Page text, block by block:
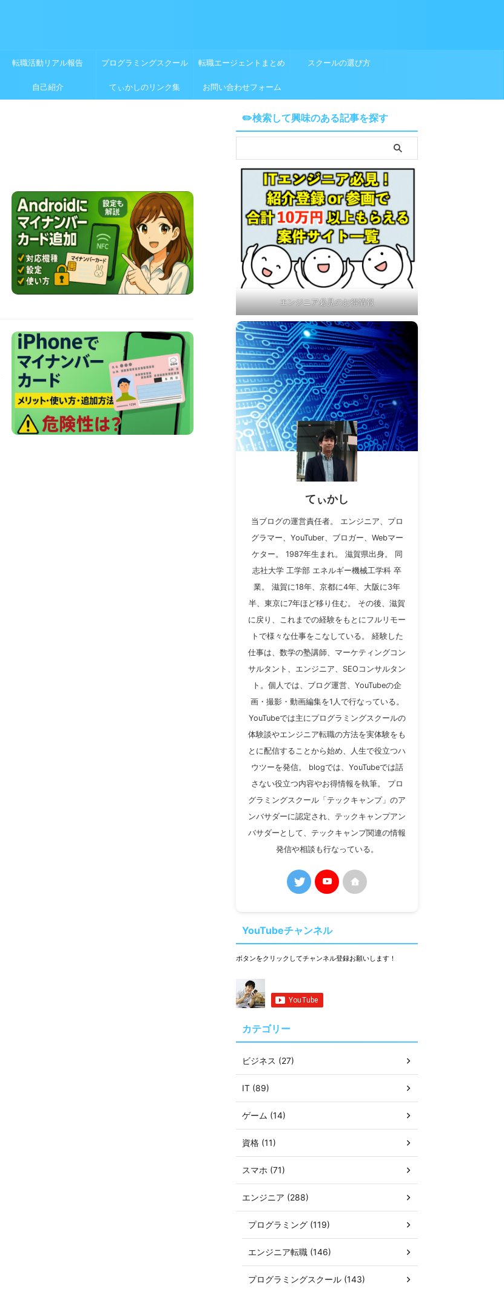
転職活動リアル報告 プログラミングスクール 転職エージェントまとめ スクールの選び方
自己紹介 てぃかしのリンク集 お問い合わせフォーム
✏️検索して興味のある記事を探す
エンジニア必見のお得情報
てぃかし
当ブログの運営責任者。 エンジニア、プロ
グラマー、YouTuber、ブロガー、Webマー
ケター。 1987年生まれ。 滋賀県出身。 同
志社大学 工学部 エネルギー機械工学科 卒
業。 滋賀に18年、京都に4年、大阪に3年
半、東京に7年ほど移り住む。 その後、滋賀
に戻り、これまでの経験をもとにフルリモー
トで様々な仕事をこなしている。 経験した
仕事は、数学の塾講師、マーケティングコン
サルタント、エンジニア、SEOコンサルタン
ト。個人では、ブログ運営、YouTubeの企
画・撮影・動画編集を1人で行なっている。
YouTubeでは主にプログラミングスクールの
体験談やエンジニア転職の方法を実体験をも
とに配信することから始め、人生で役立つハ
ウツーを発信。 blogでは、YouTubeでは話
さない役立つ内容やお得情報を執筆。 プロ
グラミングスクール「テックキャンプ」のア
ンバサダーに認定され、テックキャンプアン
バサダーとして、テックキャンプ関連の情報
発信や相談も行なっている。
YouTubeチャンネル
ボタンをクリックしてチャンネル登録お願いします！
カテゴリー
ビジネス (27)
IT (89)
ゲーム (14)
資格 (11)
スマホ (71)
エンジニア (288)
プログラミング (119)
エンジニア転職 (146)
プログラミングスクール (143)